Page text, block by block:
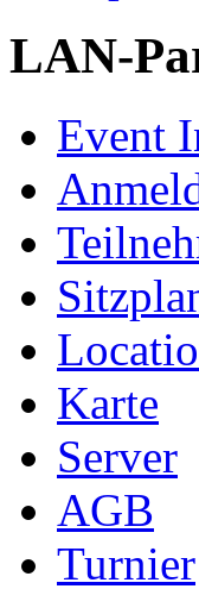
LAN-
Event
Karte
Server
AGB
Turnier